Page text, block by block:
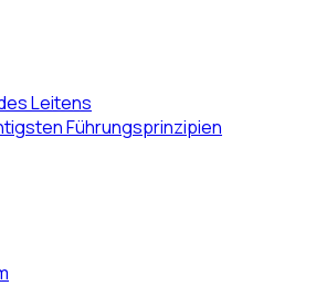
Leitens
Führungsprinzipien